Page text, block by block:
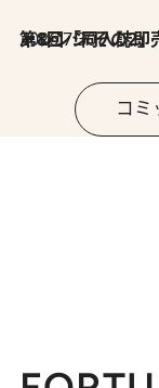
2026.7.30
第8回「同人誌即売会にチャレンジ その2」
コミ